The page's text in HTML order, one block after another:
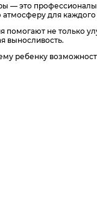
— это
для каждого
помогают не только
выносливость.
ребенку